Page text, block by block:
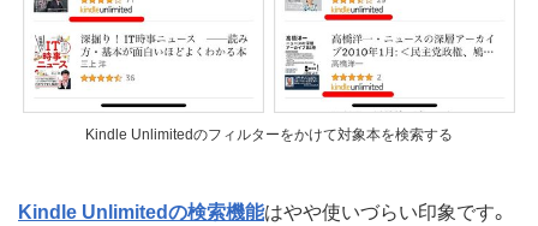
Kindle Unlimitedのフィルターをかけて対象本を検索する
Kindle Unlimitedの検索機能はやや使いづらい印象です。